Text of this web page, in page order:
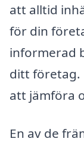
att alltid
för din
informerad
ditt företag.
att jämföra
En av de